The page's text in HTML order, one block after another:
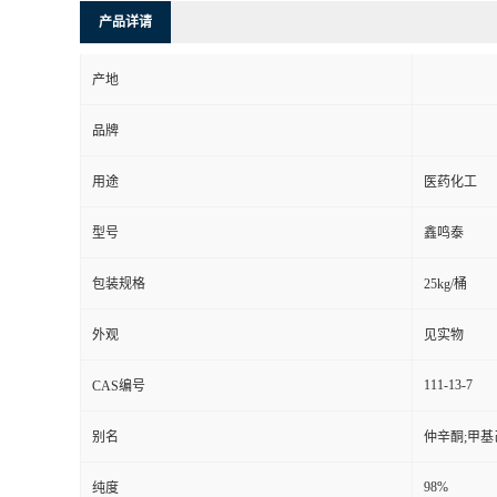
产品详请
产地
品牌
用途 医药化工
型号 鑫鸣泰
包装规格 25kg/桶
外观 见实物
CAS编号 111-13-7
别名 仲辛酮;甲基
纯度 98%